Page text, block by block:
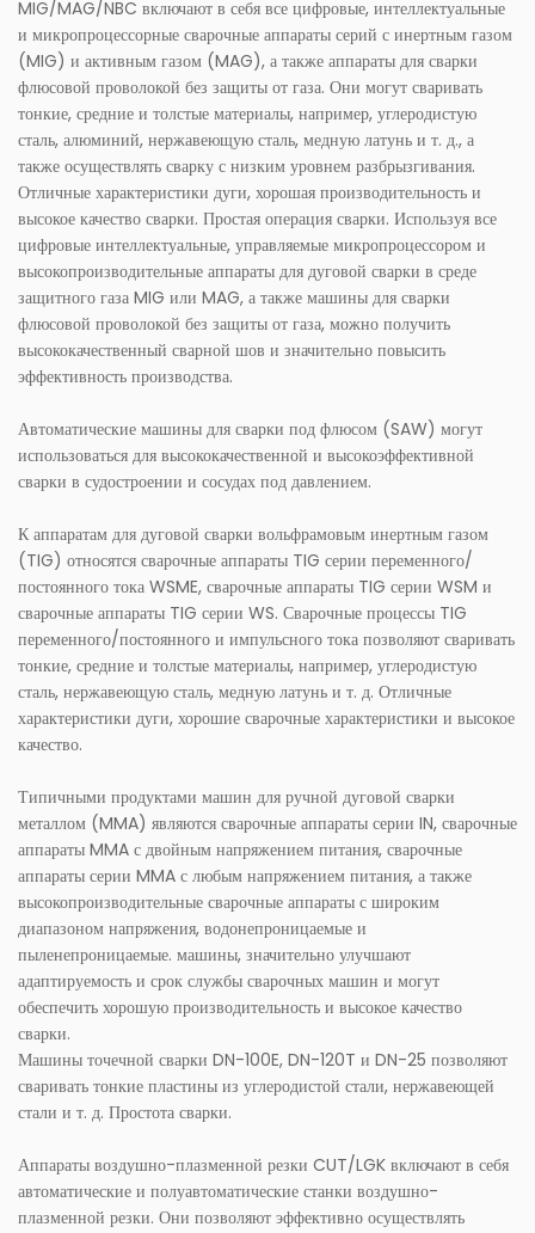
MIG/MAG/NBC включают в себя все цифровые, интеллектуальные
и микропроцессорные сварочные аппараты серий с инертным газом
(MIG) и активным газом (MAG), а также аппараты для сварки
флюсовой проволокой без защиты от газа. Они могут сваривать
тонкие, средние и толстые материалы, например, углеродистую
сталь, алюминий, нержавеющую сталь, медную латунь и т. д., а
также осуществлять сварку с низким уровнем разбрызгивания.
Отличные характеристики дуги, хорошая производительность и
высокое качество сварки. Простая операция сварки. Используя все
цифровые интеллектуальные, управляемые микропроцессором и
высокопроизводительные аппараты для дуговой сварки в среде
защитного газа MIG или MAG, а также машины для сварки
флюсовой проволокой без защиты от газа, можно получить
высококачественный сварной шов и значительно повысить
эффективность производства.
Автоматические машины для сварки под флюсом (SAW) могут
использоваться для высококачественной и высокоэффективной
сварки в судостроении и сосудах под давлением.
К аппаратам для дуговой сварки вольфрамовым инертным газом
(TIG) относятся сварочные аппараты TIG серии переменного/
постоянного тока WSME, сварочные аппараты TIG серии WSM и
сварочные аппараты TIG серии WS. Сварочные процессы TIG
переменного/постоянного и импульсного тока позволяют сваривать
тонкие, средние и толстые материалы, например, углеродистую
сталь, нержавеющую сталь, медную латунь и т. д. Отличные
характеристики дуги, хорошие сварочные характеристики и высокое
качество.
Типичными продуктами машин для ручной дуговой сварки
металлом (MMA) являются сварочные аппараты серии IN, сварочные
аппараты MMA с двойным напряжением питания, сварочные
аппараты серии MMA с любым напряжением питания, а также
высокопроизводительные сварочные аппараты с широким
диапазоном напряжения, водонепроницаемые и
пыленепроницаемые. машины, значительно улучшают
адаптируемость и срок службы сварочных машин и могут
обеспечить хорошую производительность и высокое качество
сварки.
Машины точечной сварки DN-100E, DN-120T и DN-25 позволяют
сваривать тонкие пластины из углеродистой стали, нержавеющей
стали и т. д. Простота сварки.
Аппараты воздушно-плазменной резки CUT/LGK включают в себя
автоматические и полуавтоматические станки воздушно-
плазменной резки. Они позволяют эффективно осуществлять